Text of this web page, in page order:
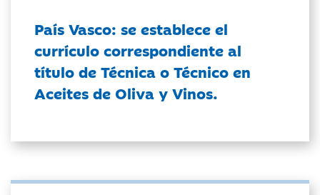
País Vasco: se establece el
currículo correspondiente al
título de Técnica o Técnico en
Aceites de Oliva y Vinos.